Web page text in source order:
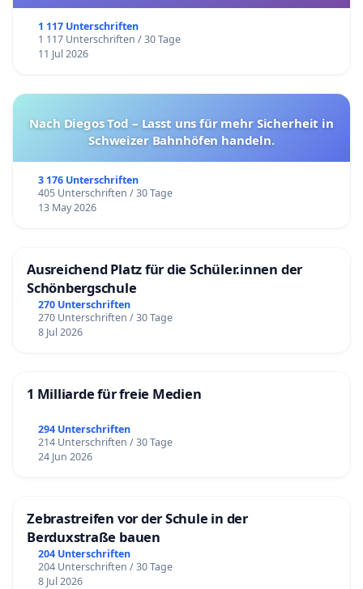
1 117 Unterschriften
1 117 Unterschriften / 30 Tage
11 Jul 2026
Nach Diegos Tod – Lasst uns für mehr Sicherheit in
Schweizer Bahnhöfen handeln.
3 176 Unterschriften
405 Unterschriften / 30 Tage
13 May 2026
Ausreichend Platz für die Schüler.innen der
Schönbergschule
270 Unterschriften
270 Unterschriften / 30 Tage
8 Jul 2026
1 Milliarde für freie Medien
294 Unterschriften
214 Unterschriften / 30 Tage
24 Jun 2026
Zebrastreifen vor der Schule in der
Berduxstraße bauen
204 Unterschriften
204 Unterschriften / 30 Tage
8 Jul 2026